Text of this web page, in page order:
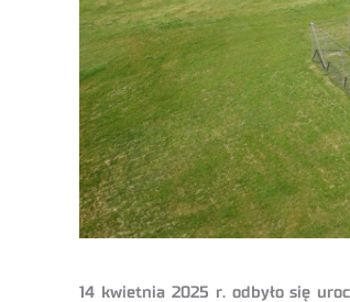
14 kwietnia 2025 r. odbyło się